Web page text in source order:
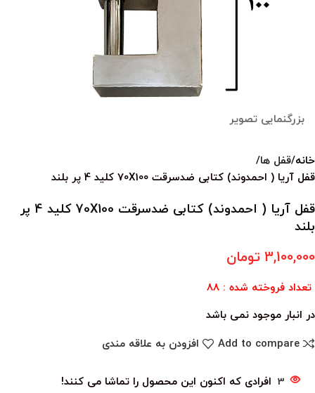
بزرگنمایی تصویر
خانه قفل ها
قفل آریا ( احمدوند) کتابی ضدسرقت 70X100 کلید 4 پر بلند
قفل آریا ( احمدوند) کتابی ضدسرقت 70X100 کلید 4 پر
بلند
3,100,000 تومان
تعداد فروخته شده : 88
در انبار موجود نمی باشد
Add to compare
افزودن به علاقه مندی
3 افرادی که اکنون این محصول را تماشا می کنند!